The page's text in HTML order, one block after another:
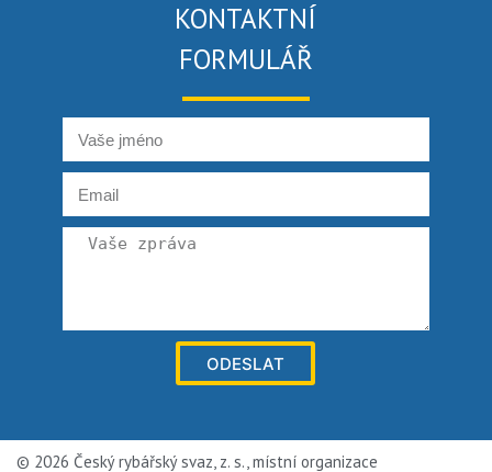
KONTAKTNÍ
FORMULÁŘ
ODESLAT
© 2026 Český rybářský svaz, z. s., místní organizace